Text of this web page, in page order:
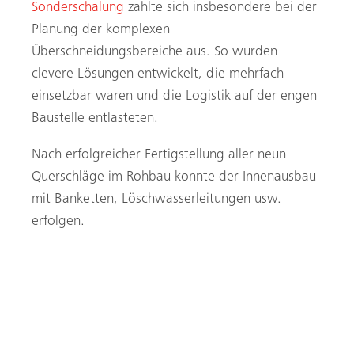
Sonderschalung zahlte sich insbesondere bei der
Planung der komplexen
Überschneidungsbereiche aus. So wurden
clevere Lösungen entwickelt, die mehrfach
einsetzbar waren und die Logistik auf der engen
Baustelle entlasteten.
Nach erfolgreicher Fertigstellung aller neun
Querschläge im Rohbau konnte der Innenausbau
mit Banketten, Löschwasserleitungen usw.
erfolgen.